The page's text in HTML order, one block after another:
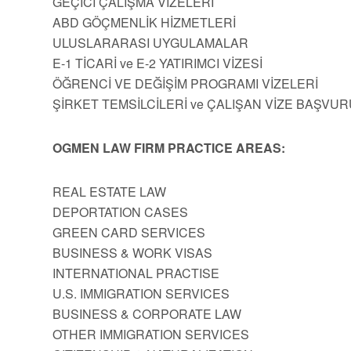
ABD GÖÇMENLİK HİZMETLERİ
ULUSLARARASI UYGULAMALAR
E-1 TİCARİ ve E-2 YATIRIMCI VİZESİ
ÖĞRENCİ VE DEĞİŞİM PROGRAMI VİZELERİ
ŞİRKET TEMSİLCİLERİ ve ÇALIŞAN VİZE
OGMEN LAW FIRM PRACTICE AREAS:
REAL ESTATE LAW
DEPORTATION CASES
GREEN CARD SERVICES
BUSINESS & WORK VISAS
INTERNATIONAL PRACTISE
U.S. IMMIGRATION SERVICES
BUSINESS & CORPORATE LAW
OTHER IMMIGRATION SERVICES